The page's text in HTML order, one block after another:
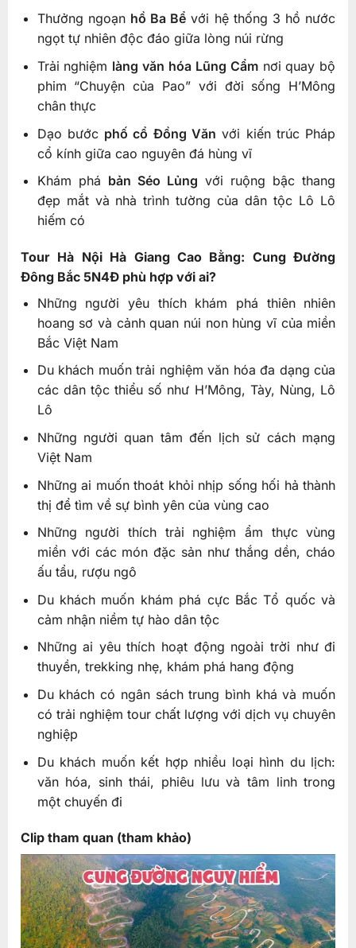
Thưởng ngoạn hồ Ba Bể với hệ thống 3 hồ nước
ngọt tự nhiên độc đáo giữa lòng núi rừng
Trải nghiệm làng văn hóa Lũng Cẩmnơi quay bộ
phim “Chuyện của Pao” với đời sống H’Mông
chân thực
Dạo bước phố cổ Đồng Văn với kiến trúc Pháp
cổ kính giữa cao nguyên đá hùng vĩ
Khám phá bản Séo Lủng với ruộng bậc thang
đẹp mắt và nhà trình tường của dân tộc Lô Lô
hiếm có
Tour Hà Nội Hà Giang Cao Bằng: Cung Đường
Đông Bắc 5N4Đ phù hợp với ai?
Những người yêu thích khám phá thiên nhiên
hoang sơ và cảnh quan núi non hùng vĩ của miền
Bắc Việt Nam
Du khách muốn trải nghiệm văn hóa đa dạng của
các dân tộc thiểu số như H’Mông, Tày, Nùng, Lô
Lô
Những người quan tâm đến lịch sử cách mạng
Việt Nam
Những ai muốn thoát khỏi nhịp sống hối hả thành
thị để tìm về sự bình yên của vùng cao
Những người thích trải nghiệm ẩm thực vùng
miền với các món đặc sản như thắng dền, cháo
ấu tẩu, rượu ngô
Du khách muốn khám phá cực Bắc Tổ quốc và
cảm nhận niềm tự hào dân tộc
Những ai yêu thích hoạt động ngoài trời như đi
thuyền, trekking nhẹ, khám phá hang động
Du khách có ngân sách trung bình khá và muốn
có trải nghiệm tour chất lượng với dịch vụ chuyên
nghiệp
Du khách muốn kết hợp nhiều loại hình du lịch:
văn hóa, sinh thái, phiêu lưu và tâm linh trong
một chuyến đi
Clip tham quan (tham khảo)